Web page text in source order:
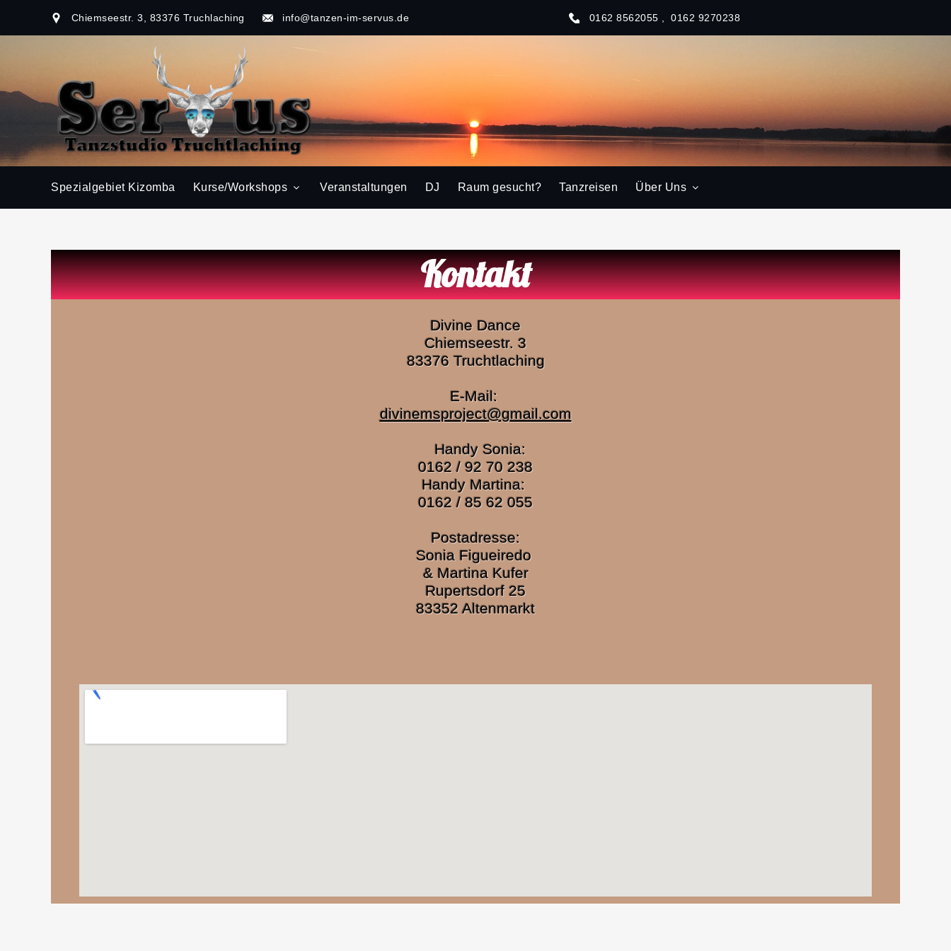
Chiemseestr. 3, 83376 Truchlaching info@tanzen-im-servus.de 0162 8562055 0162 9270238
Spezialgebiet Kizomba Kurse/Workshops Veranstaltungen DJ Raum gesucht? Tanzreisen Über Uns
Kontakt
Divine Dance
Chiemseestr. 3
83376 Truchtlaching
E-Mail:
divinemsproject@gmail.com
Handy Sonia:
0162 / 92 70 238
Handy Martina:
0162 / 85 62 055
Postadresse:
Sonia Figueiredo
& Martina Kufer
Rupertsdorf 25
83352 Altenmarkt